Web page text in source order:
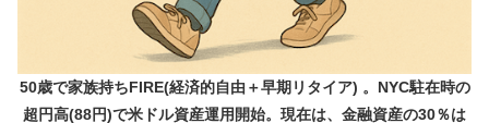
50歳で家族持ちFIRE(経済的自由＋早期リタイア) 。NYC駐在時の
超円高(88円)で米ドル資産運用開始。現在は、金融資産の30％は